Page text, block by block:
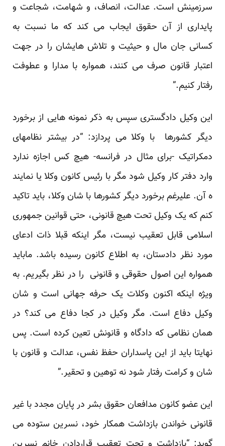
سرزمینش است. عدالت، انصاف، و شهامت، شجاعت و
پایداری از آن حقوق ایجاب می کند که ما نسبت به
کسانی جان مال و حیثیت و تلاش هایشان را در جهت
اعتبار قانون صرف می کنند، همواره با مدارا و عطوفت
رفتار کنیم.”
این وکیل دادگستری سپس به ذکر نمونه هایی از برخورد
دیگر کشورها با وکلا می پردازد: “در بیشتر نظامهای
دمکراتیک -برای مثال در فرانسه- هیچ کس اجازه ندارد
وارد دفتر کار وکیل شود مگر با رئیس کانون وکلا یا نمایند
ه آن. علیرغم برخورد دیگر کشورها با شان وکلا، باید تاکید
کنم که یک وکیل تحت هیچ قانونی، حتی قوانین جمهوری
اسلامی قابل تعقیب نیست، مگر اینکه قبلا ذات ادعای
مورد نظر دادستان، به اطلاع کانون رسیده باشد. ماباید
همواره این اصول حقوقی و قانونی را در نظر بگیریم. به
ویژه اینکه اکنون وکلات یک حرفه جهانی است و شان
وکیل دفاع است. مگر وکیل در کجا دفاع می کند؟ در
همان نظامی که دادگاه و قانونش تعین کرده است. پس
نهایتا باید از این پاسداران حفظ نفس، عدالت و قانون با
شان و کرامت رفتار شود نه توهین و تحقیر.”
این عضو کانون مدافعان حقوق بشر در پایان مجدد با غیر
قانونی خواندن بازداشت همکار خود، نسرین ستوده می